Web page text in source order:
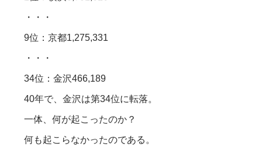
・・・
9位：京都1,275,331
・・・
34位：金沢466,189
40年で、金沢は第34位に転落。
一体、何が起こったのか？
何も起こらなかったのである。